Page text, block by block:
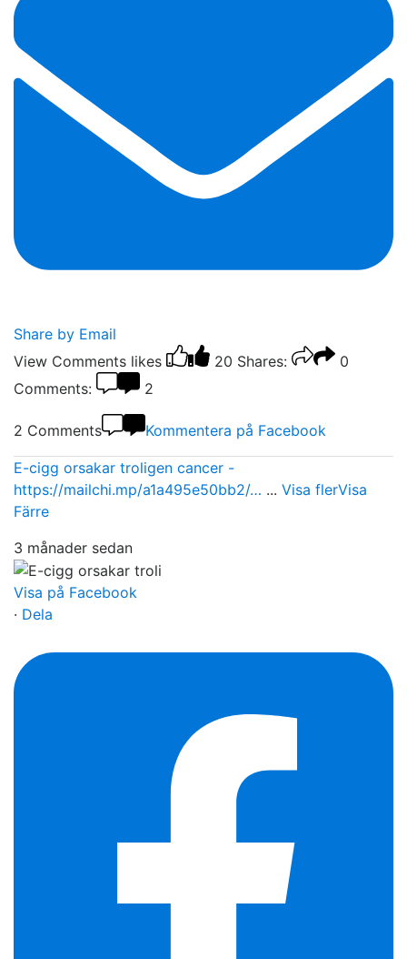
Share by Email
View Comments likes 20 Shares:
0
Comments:
2
2 Comments Kommentera på Facebook
E-cigg orsakar troligen cancer -
https://mailchi.mp/a1a495e50bb2/… ... Visa flerVisa
Färre
3 månader sedan
Visa på Facebook
· Dela